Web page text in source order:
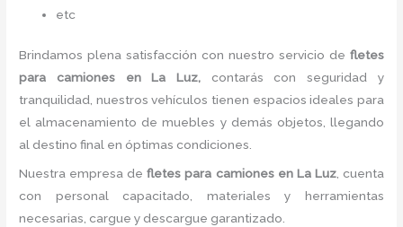
etc
Brindamos plena satisfacción con nuestro servicio de fletes
para camiones en La Luz, contarás con seguridad y
tranquilidad, nuestros vehículos tienen espacios ideales para
el almacenamiento de muebles y demás objetos, llegando
al destino final en óptimas condiciones.
Nuestra empresa defletes para camiones en La Luz, cuenta
con personal capacitado, materiales y herramientas
necesarias, cargue y descargue garantizado.